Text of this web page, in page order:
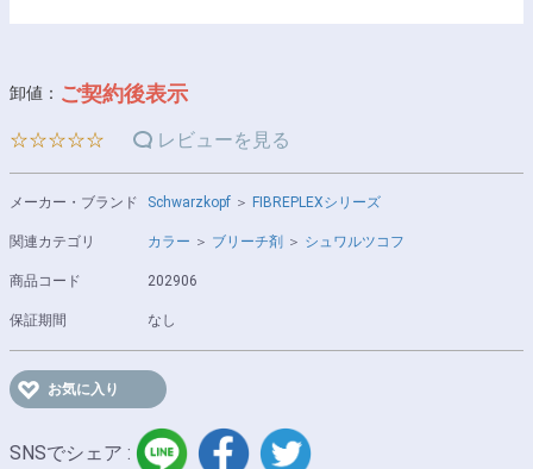
卸値： ご契約後表示
☆☆☆☆☆ レビューを見る
メーカー・ブランド Schwarzkopf ＞ FIBREPLEXシリーズ
関連カテゴリ カラー ＞ ブリーチ剤 ＞ シュワルツコフ
商品コード 202906
保証期間 なし
お気に入り
SNSでシェア :
LINE facebook